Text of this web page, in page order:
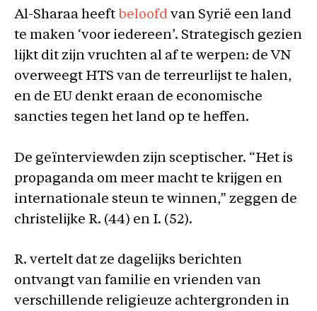
Al-Sharaa heeft beloofd van Syrië een land
te maken ‘voor iedereen’. Strategisch gezien
lijkt dit zijn vruchten al af te werpen: de VN
overweegt HTS van de terreurlijst te halen,
en de EU denkt eraan de economische
sancties tegen het land op te heffen.
De geïnterviewden zijn sceptischer. “Het is
propaganda om meer macht te krijgen en
internationale steun te winnen,” zeggen de
christelijke R. (44) en I. (52).
R. vertelt dat ze dagelijks berichten
ontvangt van familie en vrienden van
verschillende religieuze achtergronden in